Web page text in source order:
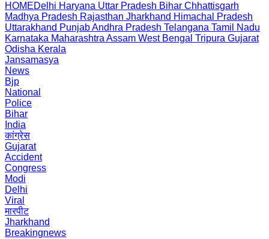
HOMEDelhi Haryana Uttar Pradesh Bihar Chhattisgarh
Madhya Pradesh Rajasthan Jharkhand Himachal Pradesh
Uttarakhand PunjabAndhra Pradesh Telangana Tamil Nadu
Karnataka Maharashtra Assam West Bengal Tripura Gujarat
Odisha Kerala
Jansamasya
News
Bjp
National
Police
Bihar
India
कांग्रेस
Gujarat
Accident
Congress
Modi
Delhi
Viral
मारपीट
Jharkhand
Breakingnews